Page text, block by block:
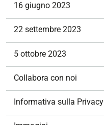
16 giugno 2023
22 settembre 2023
5 ottobre 2023
Collabora con noi
Informativa sulla Privacy